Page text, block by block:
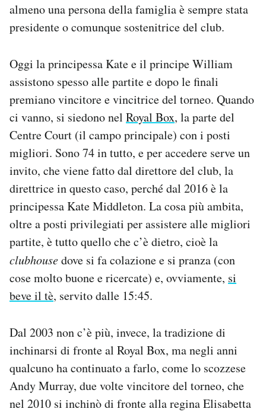
almeno una persona della famiglia è sempre stata
presidente o comunque sostenitrice del club.
Oggi la principessa Kate e il principe William
assistono spesso alle partite e dopo le finali
premiano vincitore e vincitrice del torneo. Quando
ci vanno, si siedono nel Royal Box, la parte del
Centre Court (il campo principale) con i posti
migliori. Sono 74 in tutto, e per accedere serve un
invito, che viene fatto dal direttore del club, la
direttrice in questo caso, perché dal 2016 è la
principessa Kate Middleton. La cosa più ambita,
oltre a posti privilegiati per assistere alle migliori
partite, è tutto quello che c’è dietro, cioè la
clubhousedove si fa colazione e si pranza (con
cose molto buone e ricercate) e, ovviamente, si
beve il tè, servito dalle 15:45.
Dal 2003 non c’è più, invece, la tradizione di
inchinarsi di fronte al Royal Box, ma negli anni
qualcuno ha continuato a farlo, come lo scozzese
Andy Murray, due volte vincitore del torneo, che
nel 2010 si inchinò di fronte alla regina Elisabetta